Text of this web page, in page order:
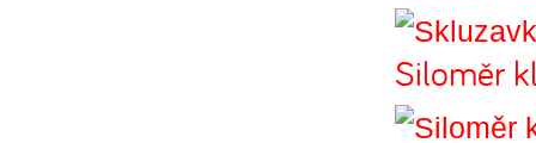
Siloměr